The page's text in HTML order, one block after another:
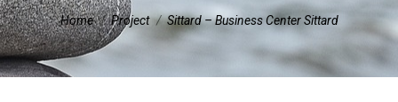
Je bent hier:
Home Project Sittard – Business Center Sittard